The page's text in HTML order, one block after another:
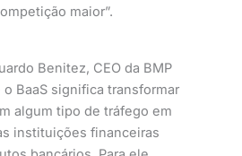
maior”.
Benitez, CEO da BMP
BaaS significa transformar
algum tipo de tráfego em
instituições financeiras